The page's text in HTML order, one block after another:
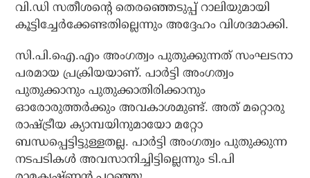
വി.ഡി സതീശന്റെ തെരഞ്ഞെടുപ്പ് റാലിയുമായി
കൂട്ടിച്ചേര്‍ക്കേണ്ടതില്ലെന്നും അദ്ദേഹം വിശദമാക്കി.
സി.പി.ഐ.എം അംഗത്വം പുതുക്കുന്നത് സംഘടനാ
പരമായ പ്രക്രിയയാണ്. പാര്‍ട്ടി അംഗത്വം
പുതുക്കാനും പുതുക്കാതിരിക്കാനും
ഓരോരുത്തര്‍ക്കും അവകാശമുണ്ട്. അത് മറ്റൊരു
രാഷ്ട്രീയ ക്യാമ്പയിനുമായോ മറ്റോ
ബന്ധപ്പെട്ടിട്ടുള്ളതല്ല. പാര്‍ട്ടി അംഗത്വം പുതുക്കുന്ന
നടപടികള്‍ അവസാനിച്ചിട്ടില്ലെന്നും ടി.പി